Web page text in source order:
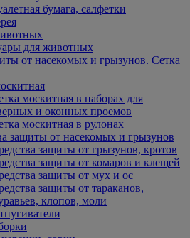
бумага, салфетки
для животных
от насекомых и грызунов. Сетка
москитная в наборах для
и оконных проемов
москитная в рулонах
защиты от насекомых и грызунов
защиты от грызунов, кротов
защиты от комаров и клещей
защиты от мух и ос
защиты от тараканов,
клопов, моли